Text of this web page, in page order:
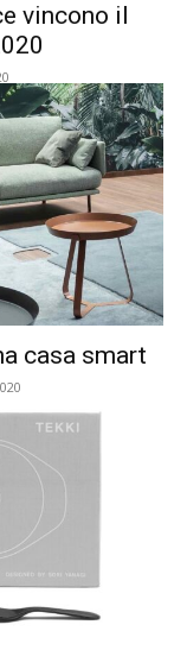
vincono il
casa smart